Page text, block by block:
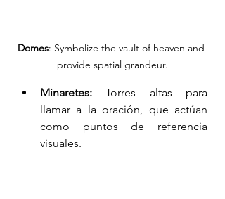
Domes: Symbolize the vault of heaven and
provide spatial grandeur.
Minaretes: Torres altas para
llamar a la oración, que actúan
como puntos de referencia
visuales.